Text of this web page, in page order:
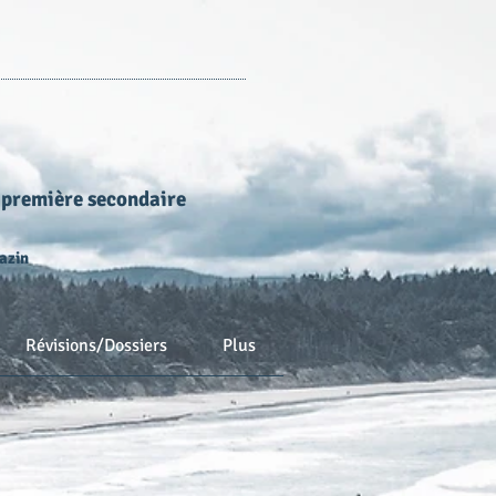
secondaire
Révisions/Dossiers Plus